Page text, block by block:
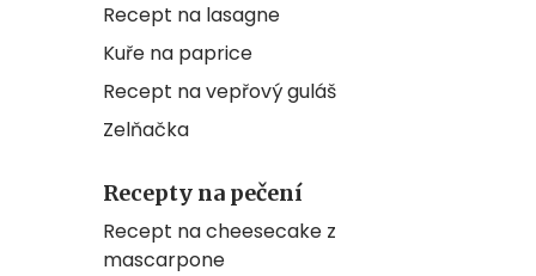
Recept na lasagne
Kuře na paprice
Recept na vepřový guláš
Zelňačka
Recepty na pečení
Recept na cheesecake z
mascarpone